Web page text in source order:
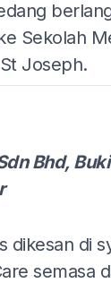
Sekolah
Joseph.
Bhd,
dikesan di
semasa